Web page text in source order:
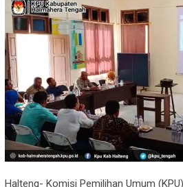
Halteng- Komisi Pemilihan Umum